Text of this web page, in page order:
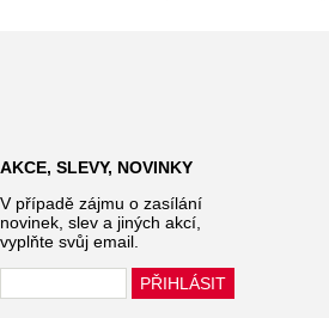
AKCE, SLEVY, NOVINKY
V případě zájmu o zasílání
novinek, slev a jiných akcí,
vyplňte svůj email.